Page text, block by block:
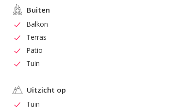
Buiten
Balkon
Terras
Patio
Tuin
Uitzicht op
Tuin